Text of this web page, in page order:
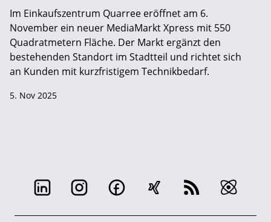
Im Einkaufszentrum Quarree eröffnet am 6.
November ein neuer MediaMarkt Xpress mit 550
Quadratmetern Fläche. Der Markt ergänzt den
bestehenden Standort im Stadtteil und richtet sich
an Kunden mit kurzfristigem Technikbedarf.
5. Nov 2025